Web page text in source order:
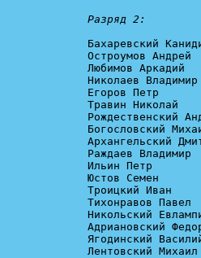
Разряд 2:
Бахаревский
Остроумов Андрей
Любимов Аркадий
Николаев Владимир
Егоров Петр
Травин Николай
Рождественский
Богословский
Архангельский
Раждаев Владимир
Ильин Петр
Юстов Семен
Троицкий Иван
Тихонравов Павел
Никольский
Адриановский
Ягодинский
Лентовский Михаил